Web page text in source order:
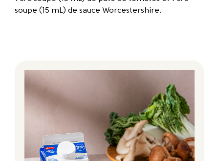
soupe (15 mL) de sauce Worcestershire.